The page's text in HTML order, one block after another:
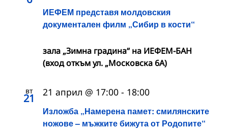
ИЕФЕМ представя молдовския
документален филм „Сибир в кости“
зала „Зимна градина“ на ИЕФЕМ-БАН
(вход откъм ул. „Московска 6А)
вт
21
Изложба „Намерена памет: смилянските
ножове – мъжките бижута от Родопите“
21 април @ 17:00 - 18:00